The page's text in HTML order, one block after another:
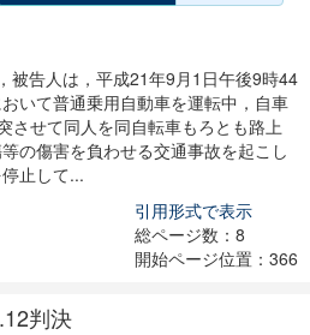
告人は，平成21年9月1日午後9時44
いて普通乗用自動車を運転中，自車
させて同人を同自転車もろとも路上
の傷害を負わせる交通事故を起こし
止して...
引用形式で表示
総ページ数：8
開始ページ位置：366
判決